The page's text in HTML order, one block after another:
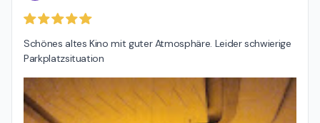
Schönes altes Kino mit guter Atmosphäre. Leider schwierige
Parkplatzsituation